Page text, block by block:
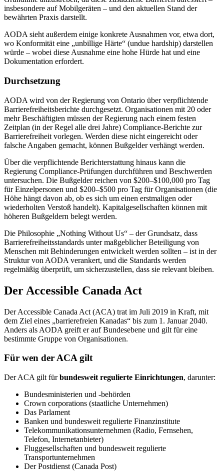
insbesondere auf Mobilgeräten – und den aktuellen Stand der
bewährten Praxis darstellt.
AODA sieht außerdem einige konkrete Ausnahmen vor, etwa dort,
wo Konformität eine „unbillige Härte“ (undue hardship) darstellen
würde – wobei diese Ausnahme eine hohe Hürde hat und eine
Dokumentation erfordert.
Durchsetzung
AODA wird von der Regierung von Ontario über verpflichtende
Barrierefreiheitsberichte durchgesetzt. Organisationen mit 20 oder
mehr Beschäftigten müssen der Regierung nach einem festen
Zeitplan (in der Regel alle drei Jahre) Compliance-Berichte zur
Barrierefreiheit vorlegen. Werden diese nicht eingereicht oder
falsche Angaben gemacht, können Bußgelder verhängt werden.
Über die verpflichtende Berichterstattung hinaus kann die
Regierung Compliance-Prüfungen durchführen und Beschwerden
untersuchen. Die Bußgelder reichen von $200–$100,000 pro Tag
für Einzelpersonen und $200–$500 pro Tag für Organisationen (die
Höhe hängt davon ab, ob es sich um einen erstmaligen oder
wiederholten Verstoß handelt). Kapitalgesellschaften können mit
höheren Bußgeldern belegt werden.
Die Philosophie „Nothing Without Us“ – der Grundsatz, dass
Barrierefreiheitsstandards unter maßgeblicher Beteiligung von
Menschen mit Behinderungen entwickelt werden sollten – ist in der
Struktur von AODA verankert, und die Standards werden
regelmäßig überprüft, um sicherzustellen, dass sie relevant bleiben.
Der Accessible Canada Act
Der Accessible Canada Act (ACA) trat im Juli 2019 in Kraft, mit
dem Ziel eines „barrierefreien Kanadas“ bis zum 1. Januar 2040.
Anders als AODA greift er auf Bundesebene und gilt für eine
bestimmte Gruppe von Organisationen.
Für wen der ACA gilt
Der ACA gilt fürbundesweit regulierte Einrichtungen, darunter:
Bundesministerien und -behörden
Crown corporations (staatliche Unternehmen)
Das Parlament
Banken und bundesweit regulierte Finanzinstitute
Telekommunikationsunternehmen (Radio, Fernsehen,
Telefon, Internetanbieter)
Fluggesellschaften und bundesweit regulierte
Transportunternehmen
Der Postdienst (Canada Post)